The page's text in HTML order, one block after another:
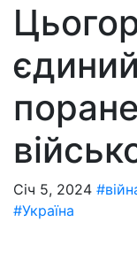
Січ 5, 2024
#Україна